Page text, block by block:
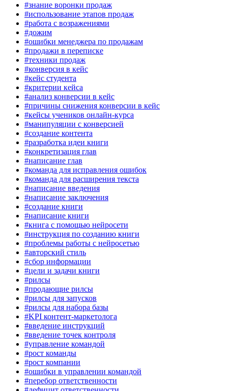
#знание воронки продаж
#использование этапов продаж
#работа с возражениями
#дожим
#ошибки менеджера по продажам
#продажи в переписке
#техники продаж
#конверсия в кейс
#кейс студента
#критерии кейса
#анализ конверсии в кейс
#причины снижения конверсии в кейс
#кейсы учеников онлайн-курса
#манипуляции с конверсией
#создание контента
#разработка идеи книги
#конкретизация глав
#написание глав
#команда для исправления ошибок
#команда для расширения текста
#написание введения
#написание заключения
#создание книги
#написание книги
#книга с помощью нейросети
#инструкция по созданию книги
#проблемы работы с нейросетью
#авторский стиль
#сбор информации
#цели и задачи книги
#рилсы
#продающие рилсы
#рилсы для запусков
#рилсы для набора базы
#KPI контент-маркетолога
#введение инструкций
#введение точек контроля
#управление командой
#рост команды
#рост компании
#ошибки в управлении командой
#перебор ответственности